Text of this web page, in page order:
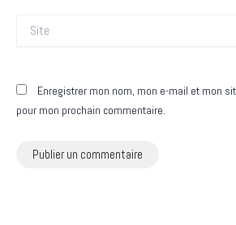
Enregistrer mon nom, mon e-mail et mon
pour mon prochain commentaire.